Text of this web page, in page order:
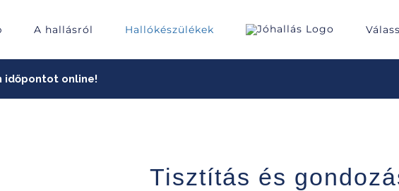
A hallásról Hallókészülékek
időpontot online!
Tisztítás és